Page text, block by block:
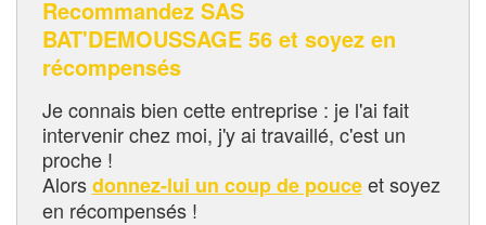
Recommandez SAS
BAT'DEMOUSSAGE 56 et soyez en
récompensés
Je connais bien cette entreprise : je l'ai fait
intervenir chez moi, j'y ai travaillé, c'est un
proche !
Alorsdonnez-lui un coup de pouceet soyez
en récompensés !